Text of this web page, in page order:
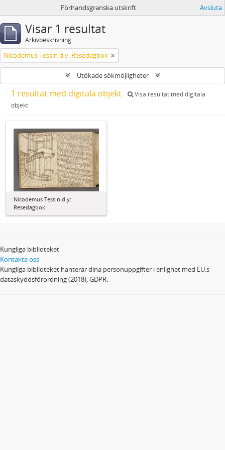
Förhandsgranska utskrift Avsluta
Visar 1 resultat
Arkivbeskrivning
Nicodemus Tessin d.y: Resedagbok
Utökade sökmöjligheter
1 resultat med digitala objekt
Visa resultat med digitala
objekt
Nicodemus Tessin d.y:
Resedagbok
Kungliga biblioteket
Kontakta oss
Kungliga biblioteket hanterar dina personuppgifter i enlighet med EU:s
dataskyddsförordning (2018), GDPR.